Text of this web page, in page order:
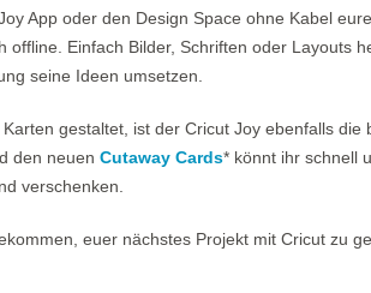
App oder den Design Space ohne Kabel
offline. Einfach Bilder, Schriften oder Layouts
seine Ideen umsetzen.
gestaltet, ist der Cricut Joy ebenfalls
den neuen Cutaway Cards* könnt ihr schnell
verschenken.
euer nächstes Projekt mit Cricut zu